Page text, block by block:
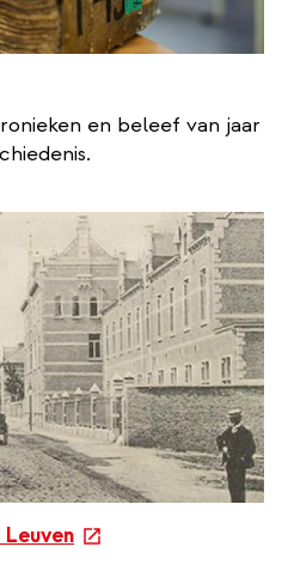
en beleef van jaar